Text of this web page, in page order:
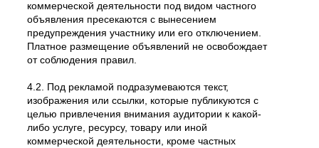
коммерческой деятельности под видом частного
объявления пресекаются с вынесением
предупреждения участнику или его отключением.
Платное размещение объявлений не освобождает
от соблюдения правил.
4.2. Под рекламой подразумеваются текст,
изображения или ссылки, которые публикуются с
целью привлечения внимания аудитории к какой-
либо услуге, ресурсу, товару или иной
коммерческой деятельности, кроме частных